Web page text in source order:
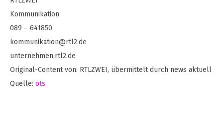
Kommunikation
089 – 641850
kommunikation@rtl2.de
unternehmen.rtl2.de
Original-Content von: RTLZWEI, übermittelt durch news aktuell
Quelle: ots